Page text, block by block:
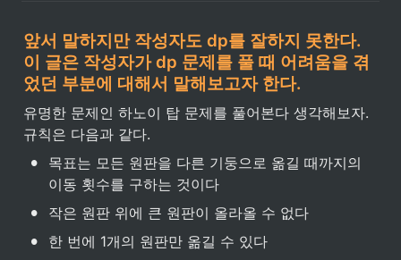
앞서 말하지만 작성자도 dp를 잘하지 못한다.
이 글은 작성자가 dp 문제를 풀 때 어려움을 겪
었던 부분에 대해서 말해보고자 한다.
유명한 문제인 하노이 탑 문제를 풀어본다 생각해보자.
규칙은 다음과 같다.
•
목표는 모든 원판을 다른 기둥으로 옮길 때까지의
이동 횟수를 구하는 것이다
• 작은 원판 위에 큰 원판이 올라올 수 없다
•
한 번에 1개의 원판만 옮길 수 있다